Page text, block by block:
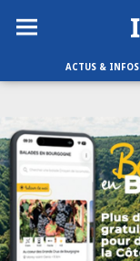
ACTUS & INFOS